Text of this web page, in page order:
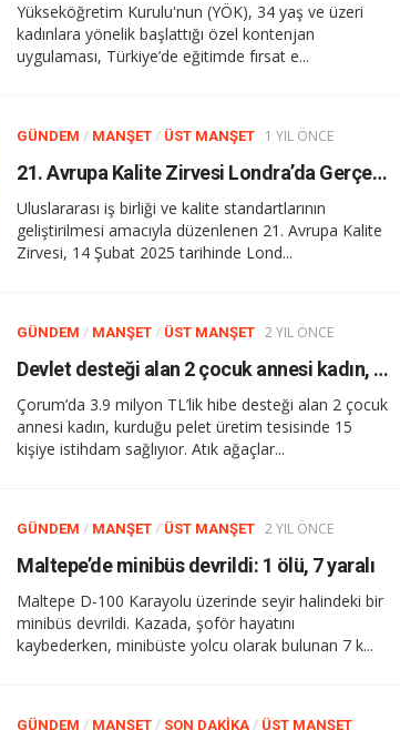
Yükseköğretim Kurulu'nun (YÖK), 34 yaş ve üzeri
kadınlara yönelik başlattığı özel kontenjan
uygulaması, Türkiye’de eğitimde fırsat e...
GÜNDEM / MANŞET / ÜST MANŞET 1 YIL ÖNCE
21. Avrupa Kalite Zirvesi Londra’da Gerçekleştirildi
Uluslararası iş birliği ve kalite standartlarının
geliştirilmesi amacıyla düzenlenen 21. Avrupa Kalite
Zirvesi, 14 Şubat 2025 tarihinde Lond...
GÜNDEM / MANŞET / ÜST MANŞET 2 YIL ÖNCE
Devlet desteği alan 2 çocuk annesi kadın, pelet üretim tesisi kurdu
Çorum’da 3.9 milyon TL’lik hibe desteği alan 2 çocuk
annesi kadın, kurduğu pelet üretim tesisinde 15
kişiye istihdam sağlıyıor. Atık ağaçlar...
GÜNDEM / MANŞET / ÜST MANŞET 2 YIL ÖNCE
Maltepe’de minibüs devrildi: 1 ölü, 7 yaralı
Maltepe D-100 Karayolu üzerinde seyir halindeki bir
minibüs devrildi. Kazada, şoför hayatını
kaybederken, minibüste yolcu olarak bulunan 7 k...
GÜNDEM / MANŞET / SON DAKIKA / ÜST MANŞET